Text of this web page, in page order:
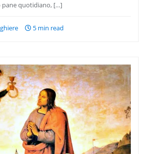
quotidiano, […]
5 min read